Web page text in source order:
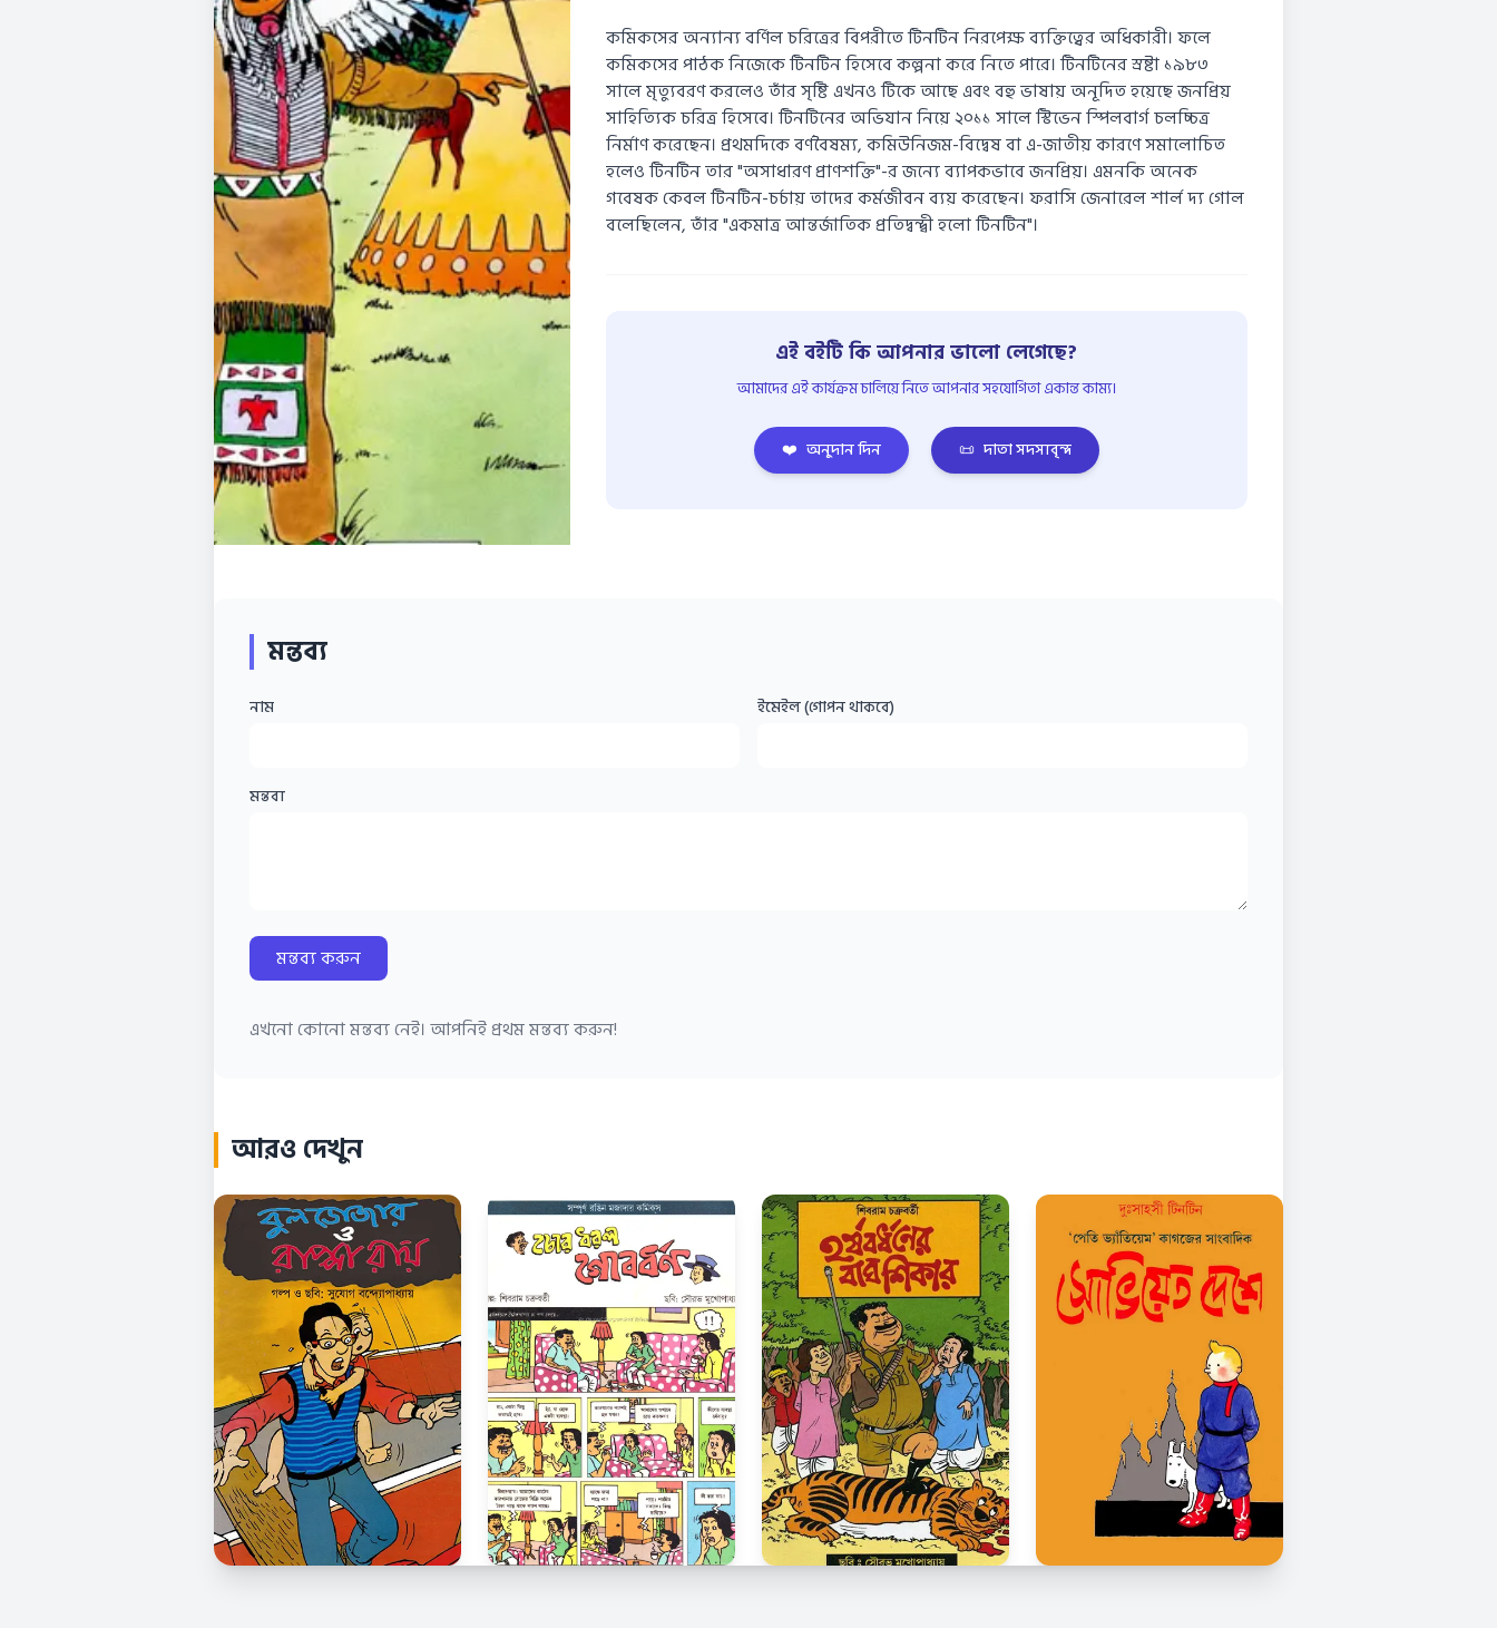
কমিকসের অন্যান্য বর্ণিল চরিত্রের বিপরীতে টিনটিন নিরপেক্ষ ব্যক্তিত্বের অধিকারী। ফলে
কমিকসের পাঠক নিজেকে টিনটিন হিসেবে কল্পনা করে নিতে পারে। টিনটিনের স্রষ্টা ১৯৮৩
সালে মৃত্যুবরণ করলেও তাঁর সৃষ্টি এখনও টিকে আছে এবং বহু ভাষায় অনূদিত হয়েছে জনপ্রিয়
সাহিত্যিক চরিত্র হিসেবে। টিনটিনের অভিযান নিয়ে ২০১১ সালে স্টিভেন স্পিলবার্গ চলচ্চিত্র
নির্মাণ করেছেন। প্রথমদিকে বর্ণবৈষম্য, কমিউনিজম-বিদ্বেষ বা এ-জাতীয় কারণে সমালোচিত
হলেও টিনটিন তার "অসাধারণ প্রাণশক্তি"-র জন্যে ব্যাপকভাবে জনপ্রিয়। এমনকি অনেক
গবেষক কেবল টিনটিন-চর্চায় তাদের কর্মজীবন ব্যয় করেছেন। ফরাসি জেনারেল শার্ল দ্য গোল
বলেছিলেন, তাঁর "একমাত্র আন্তর্জাতিক প্রতিদ্বন্দ্বী হলো টিনটিন"।
এই বইটি কি আপনার ভালো লেগেছে?
আমাদের এই কার্যক্রম চালিয়ে নিতে আপনার সহযোগিতা একান্ত কাম্য।
❤️ অনুদান দিন 📜 দাতা সদস্যবৃন্দ
মন্তব্য
নাম ইমেইল (গোপন থাকবে)
মন্তব্য
মন্তব্য করুন
এখনো কোনো মন্তব্য নেই। আপনিই প্রথম মন্তব্য করুন!
আরও দেখুন